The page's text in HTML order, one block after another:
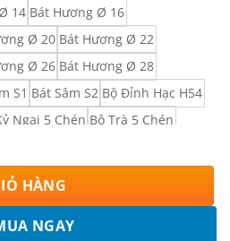
14 Bát Hương Ø 16
Ø 20 Bát Hương Ø 22
Ø 26 Bát Hương Ø 28
S1 Bát Sâm S2 Bộ Đỉnh Hạc H54
Ngai 5 Chén Bộ Trà 5 Chén
Đế BH Ø 22
H50 Đôi Lộc Bình H55
Đắp Nổi 236988FIX số lượng
HÀNG
NGAY